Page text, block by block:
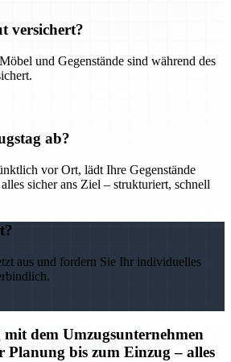
versichert?
und Gegenstände sind während des
ab?
vor Ort, lädt Ihre Gegenstände
sicher ans Ziel – strukturiert, schnell
aus und fordern Sie Ihr individuelles
mit dem Umzugsunternehmen
bis zum Einzug – alles